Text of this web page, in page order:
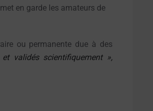
en garde les amateurs de
ou permanente due à des
validés scientifiquement »,